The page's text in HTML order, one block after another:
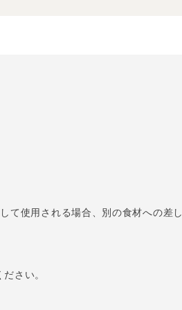
て使用される場合、別の食材への差し
さい。